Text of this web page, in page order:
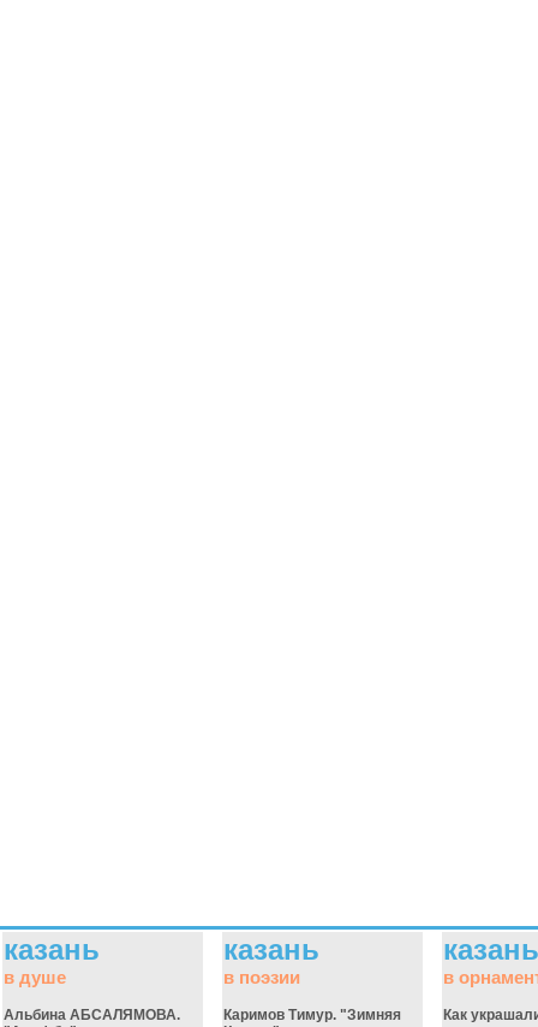
казань
в душе
Альбина АБСАЛЯМОВА.
казань
в поэзии
Каримов Тимур. "Зимняя
казань
в
Как